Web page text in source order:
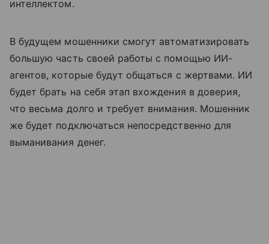
интеллектом.
В будущем мошенники смогут автоматизировать
большую часть своей работы с помощью ИИ-
агентов, которые будут общаться с жертвами. ИИ
будет брать на себя этап вхождения в доверия,
что весьма долго и требует внимания. Мошенник
же будет подключаться непосредственно для
выманивания денег.